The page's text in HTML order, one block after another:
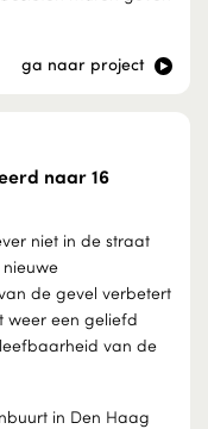
ga naar project
naar 16
niet in de straat
de gevel verbetert
weer een geliefd
van de
in Den Haag